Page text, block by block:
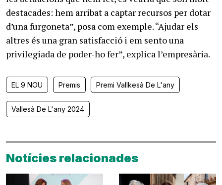
destacades: hem arribat a captar recursos per dotar
d’una furgoneta”, posa com exemple. “Ajudar els
altres és una gran satisfacció i em sento una
privilegiada de poder-ho fer”, explica l’empresària.
EL 9 NOU Premis Premi Vallkesà De L'any
Vallesà De L'any 2024
Notícies relacionades